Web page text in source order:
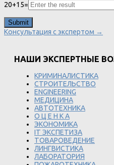
20+15=
Консультация с экспертом →
НАШИ ЭКСПЕРТНЫЕ
КРИМИНАЛИСТИКА
СТРОИТЕЛЬСТВО
ENGINEERING
МЕДИЦИНА
АВТОТЕХНИКА
О Ц Е Н К А
ЭКОНОМИКА
IT ЭКСПЕТИЗА
ТОВАРОВЕДЕНИЕ
ЛИНГВИСТИКА
ЛАБОРАТОРИЯ